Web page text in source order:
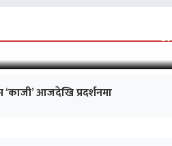
५१औँ दिन पूरा
‘काजी’ आजदेखि प्रदर्शनमा